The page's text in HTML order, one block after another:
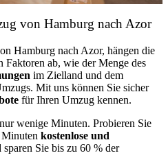
von Hamburg nach Azor
Hamburg nach Azor, hängen die
Faktoren ab, wie der Menge des
im Zielland und dem
Mit uns können Sie sicher
für Ihren Umzug kennen.
wenige Minuten. Probieren Sie
Minuten kostenlose und
sparen Sie bis zu 60 % der